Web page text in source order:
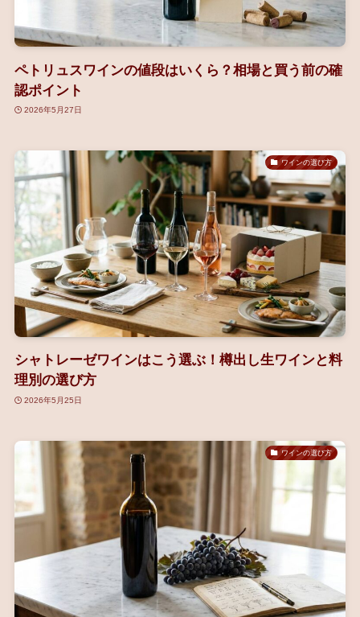
ペトリュスワインの値段はいくら？相場と買う前の確
認ポイント
2026年5月27日
ワインの選び方
シャトレーゼワインはこう選ぶ！樽出し生ワインと料
理別の選び方
2026年5月25日
ワインの選び方